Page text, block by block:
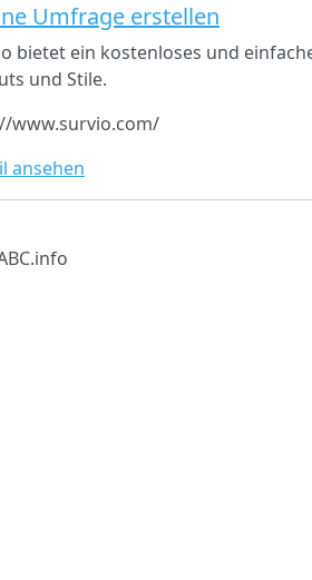
Umfrage erstellen
bietet ein kostenloses und
und Stile.
www.survio.com/
ansehen